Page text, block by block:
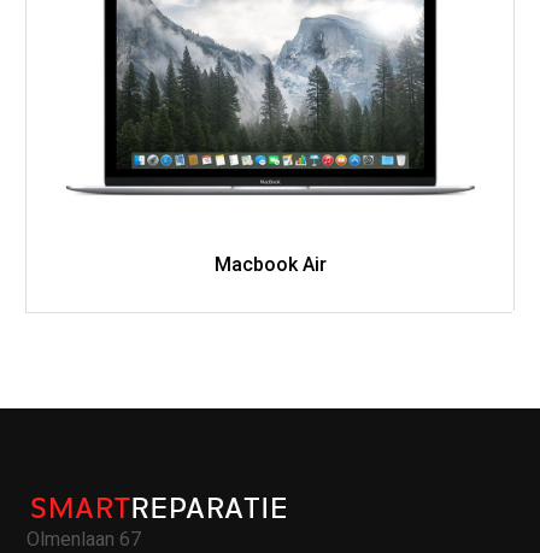
Macbook Air
Olmenlaan 67